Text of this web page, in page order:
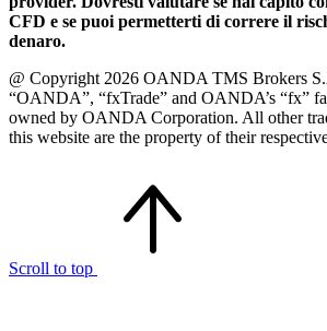
CFD e se puoi permetterti di correre il
denaro.
@ Copyright 2026 OANDA TMS Brokers
“OANDA”, “fxTrade” and OANDA’s “fx”
owned by OANDA Corporation. All other
this website are the property of their
Scroll to top